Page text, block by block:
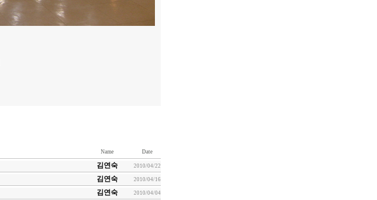
Name Date
김연숙 2010/04/22
김연숙 2010/04/16
김연숙 2010/04/04